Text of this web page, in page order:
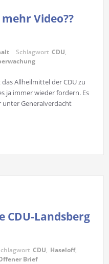
Video??
Schlagwort CDU,
Allheilmittel der CDU zu
ja immer wieder fordern. Es
unter Generalverdacht
CDU-Landsberg
CDU, Haseloff,
Brief